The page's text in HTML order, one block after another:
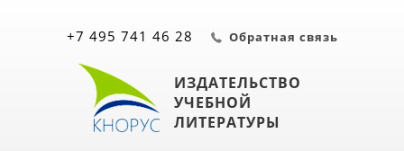
ИЗДАТЕЛЬСТВО
УЧЕБНОЙ
ЛИТЕРАТУРЫ
+7 495 741 46 28 Обратная связь